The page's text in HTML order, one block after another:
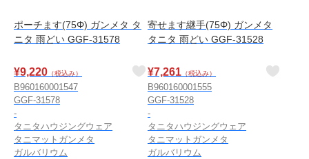
ポーチます(75Φ) ガンメタ タ
ニタ 雨どい GGF-31578
¥9,220 （税込み）
B960160001547
GGF-31578
-
タニタハウジングウェア
タニマットガンメタ
ガルバリウム
寄せます継手(75Φ) ガンメタ
タニタ 雨どい GGF-31528
¥7,261 （税込み）
B960160001555
GGF-31528
-
タニタハウジングウェア
タニマットガンメタ
ガルバリウム